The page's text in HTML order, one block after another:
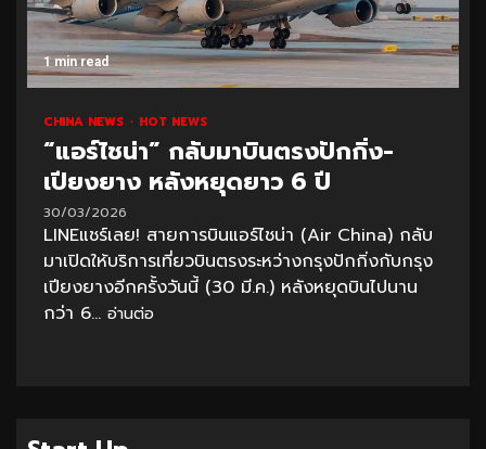
1 min read
CHINA NEWS HOT NEWS
“แอร์ไชน่า” กลับมาบินตรงปักกิ่ง-
เปียงยาง หลังหยุดยาว 6 ปี
30/03/2026
LINEแชร์เลย! สายการบินแอร์ไชน่า (Air China) กลับ
มาเปิดให้บริการเที่ยวบินตรงระหว่างกรุงปักกิ่งกับกรุง
เปียงยางอีกครั้งวันนี้ (30 มี.ค.) หลังหยุดบินไปนาน
กว่า 6... อ่านต่อ